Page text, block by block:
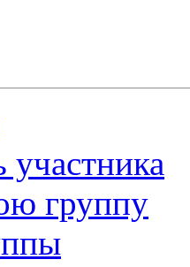
участника
группу